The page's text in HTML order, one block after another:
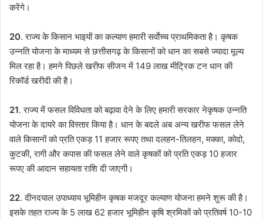
करेंगे।
20. राज्य के किसान भाइयों का कल्याण हमारी सर्वाेच्च प्राथमिकता है। कृषक
उन्नति योजना के माध्यम से छत्तीसगढ़ के किसानों को धान का सबसे ज्यादा मूल्य
मिल रहा है। हमने पिछले खरीफ सीजन में 149 लाख मीट्रिक टन धान की
रिकॉर्ड खरीदी की है।
21. राज्य में फसल विविधता को बढ़ावा देने के लिए हमारी सरकार नेकृषक उन्नति
योजना के दायरे का विस्तार किया है। धान के बदले अब अन्य खरीफ फसल लेने
वाले किसानों को प्रति एकड़ 11 हजार रूपए तथा दलहन-तिलहन, मक्का, कोदो,
कुटकी, रागी और कपास की फसल लेने वाले कृषकों को प्रति एकड़ 10 हजार
रूपए की आदान सहायता राशि दी जाएगी।
22. दीनदयाल उपाध्याय भूमिहीन कृषक मजदूर कल्याण योजना हमने शुरू की है।
इसके तहत राज्य के 5 लाख 62 हजार भूमिहीन कृषि श्रमिकों को प्रतिवर्ष 10-10